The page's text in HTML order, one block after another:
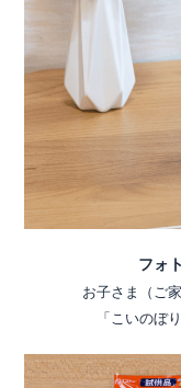
フォ
お子さま（ご
「こいのぼ